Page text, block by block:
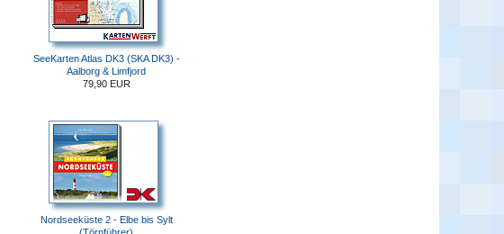
SeeKarten Atlas DK3 (SKA DK3) -
Aalborg & Limfjord
79,90 EUR
Nordseeküste 2 - Elbe bis Sylt